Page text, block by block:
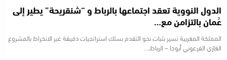
الدول النووية تعقد اجتماعها بالرباط و “شنقريحة” يطير إلى
عُمان بالتزامن مع…
المملكة المغربية تسير بثبات نحو التقدم بسلك استراتجيات دقيقة عبر الانخراط بالمشروع
الغازي الفرعوني أبوجا – الرباط،…